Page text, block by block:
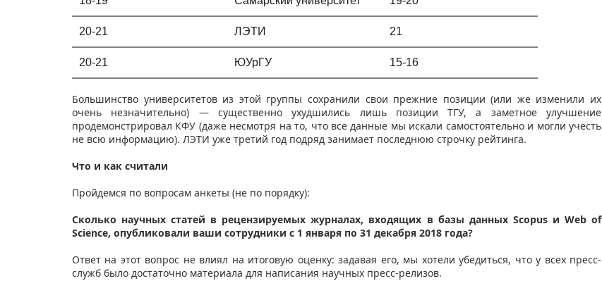
20-21 ЛЭТИ 21
20-21 ЮУрГУ 15-16
Большинство университетов из этой группы сохранили свои прежние позиции (или же изменили их
очень незначительно) — существенно ухудшились лишь позиции ТГУ, а заметное улучшение
продемонстрировал КФУ (даже несмотря на то, что все данные мы искали самостоятельно и могли учесть
не всю информацию). ЛЭТИ уже третий год подряд занимает последнюю строчку рейтинга.
Что и как считали
Пройдемся по вопросам анкеты (не по порядку):
Сколько научных статей в рецензируемых журналах, входящих в базы данных Scopus и Web of
Science, опубликовали ваши сотрудники с 1 января по 31 декабря 2018 года?
Ответ на этот вопрос не влиял на итоговую оценку: задавая его, мы хотели убедиться, что у всех пресс-
служб было достаточно материала для написания научных пресс-релизов.